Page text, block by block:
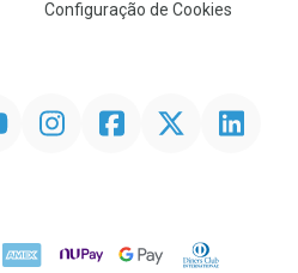
Configuração de Cookies
InstagramFacebookTwitter Linkedin
AMEX NuPay Google PayDiners Club